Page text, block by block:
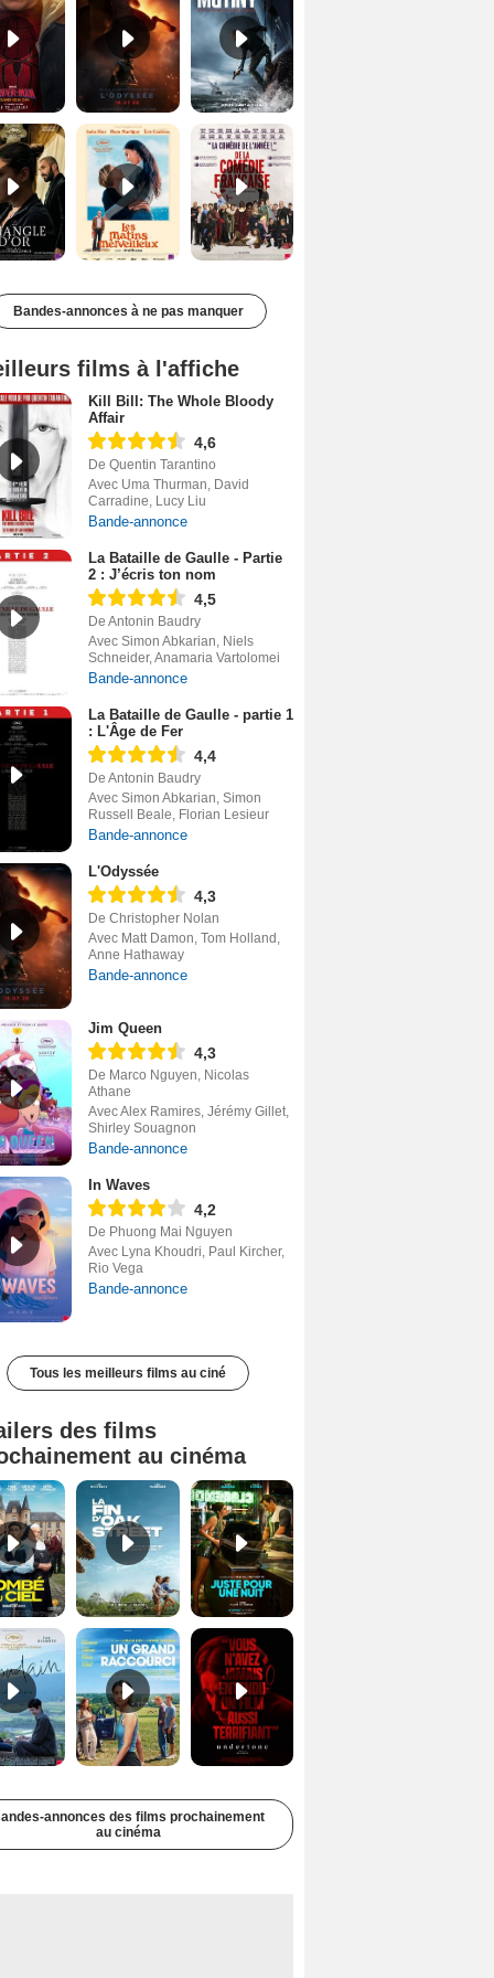
Les Matins merveilleux Bande-annonce VF De la Comédie-Française Teaser VF
Bandes-annonces à ne pas manquer
films à l'affiche
Kill Bill: The Whole Bloody
Affair
4,6
De Quentin Tarantino
Avec Uma Thurman, David
Carradine, Lucy Liu
Bande-annonce
La Bataille de Gaulle - Partie
2 : J’écris ton nom
4,5
De Antonin Baudry
Avec Simon Abkarian, Niels
Schneider, Anamaria Vartolomei
Bande-annonce
La Bataille de Gaulle - partie 1
: L'Âge de Fer
4,4
De Antonin Baudry
Avec Simon Abkarian, Simon
Russell Beale, Florian Lesieur
Bande-annonce
L'Odyssée
4,3
De Christopher Nolan
Avec Matt Damon, Tom Holland,
Anne Hathaway
Bande-annonce
Jim Queen
4,3
De Marco Nguyen, Nicolas
Athane
Avec Alex Ramires, Jérémy Gillet,
Shirley Souagnon
Bande-annonce
In Waves
4,2
De Phuong Mai Nguyen
Avec Lyna Khoudri, Paul Kircher,
Rio Vega
Bande-annonce
Tous les meilleurs films au ciné
des films
au cinéma
Tombé du ciel Bande-annonce VF La fin d’Oak Street Bande-annonce VO STFR
Soudain Bande-annonce VF STFR Un grand raccourci Bande-annonce VF
annonces des films prochainement
au cinéma